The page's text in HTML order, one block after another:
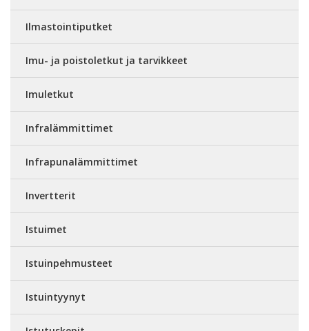
Ilmastointiputket
Imu- ja poistoletkut ja tarvikkeet
Imuletkut
Infralämmittimet
Infrapunalämmittimet
Invertterit
Istuimet
Istuinpehmusteet
Istuintyynyt